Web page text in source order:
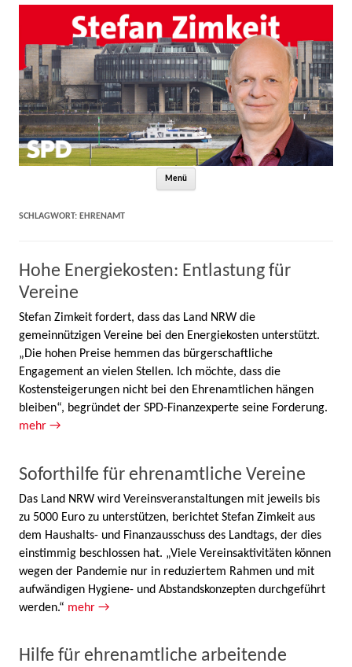
Menü
SCHLAGWORT: EHRENAMT
Hohe Energiekosten: Entlastung für
Vereine
Stefan Zimkeit fordert, dass das Land NRW die
gemeinnützigen Vereine bei den Energiekosten unterstützt.
„Die hohen Preise hemmen das bürgerschaftliche
Engagement an vielen Stellen. Ich möchte, dass die
Kostensteigerungen nicht bei den Ehrenamtlichen hängen
bleiben“, begründet der SPD-Finanzexperte seine Forderung.
mehr →
Soforthilfe für ehrenamtliche Vereine
Das Land NRW wird Vereinsveranstaltungen mit jeweils bis
zu 5000 Euro zu unterstützen, berichtet Stefan Zimkeit aus
dem Haushalts- und Finanzausschuss des Landtags, der dies
einstimmig beschlossen hat. „Viele Vereinsaktivitäten können
wegen der Pandemie nur in reduziertem Rahmen und mit
aufwändigen Hygiene- und Abstandskonzepten durchgeführt
werden.“ mehr →
Hilfe für ehrenamtliche arbeitende